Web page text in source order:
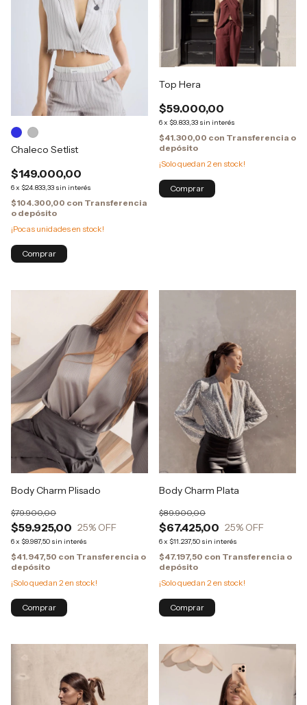
Chaleco Setlist
$149.000,00
6x $24.833,33 sin interés
$104.300,00 con Transferencia
o depósito
¡Pocas unidades en stock!
Comprar
Top Hera
$59.000,00
6x $9.833,33 sin interés
$41.300,00 con Transferencia o
depósito
¡Solo quedan 2 en stock!
Body Charm Plisado
$59.925,00
$79.900,00
25% OFF
6x $9.987,50 sin interés
$41.947,50 con Transferencia o
depósito
¡Solo quedan 2 en stock!
Body Charm Plata
$67.425,00
$89.900,00
25% OFF
6x $11.237,50 sin interés
$47.197,50 con Transferencia o
depósito
¡Solo quedan 2 en stock!